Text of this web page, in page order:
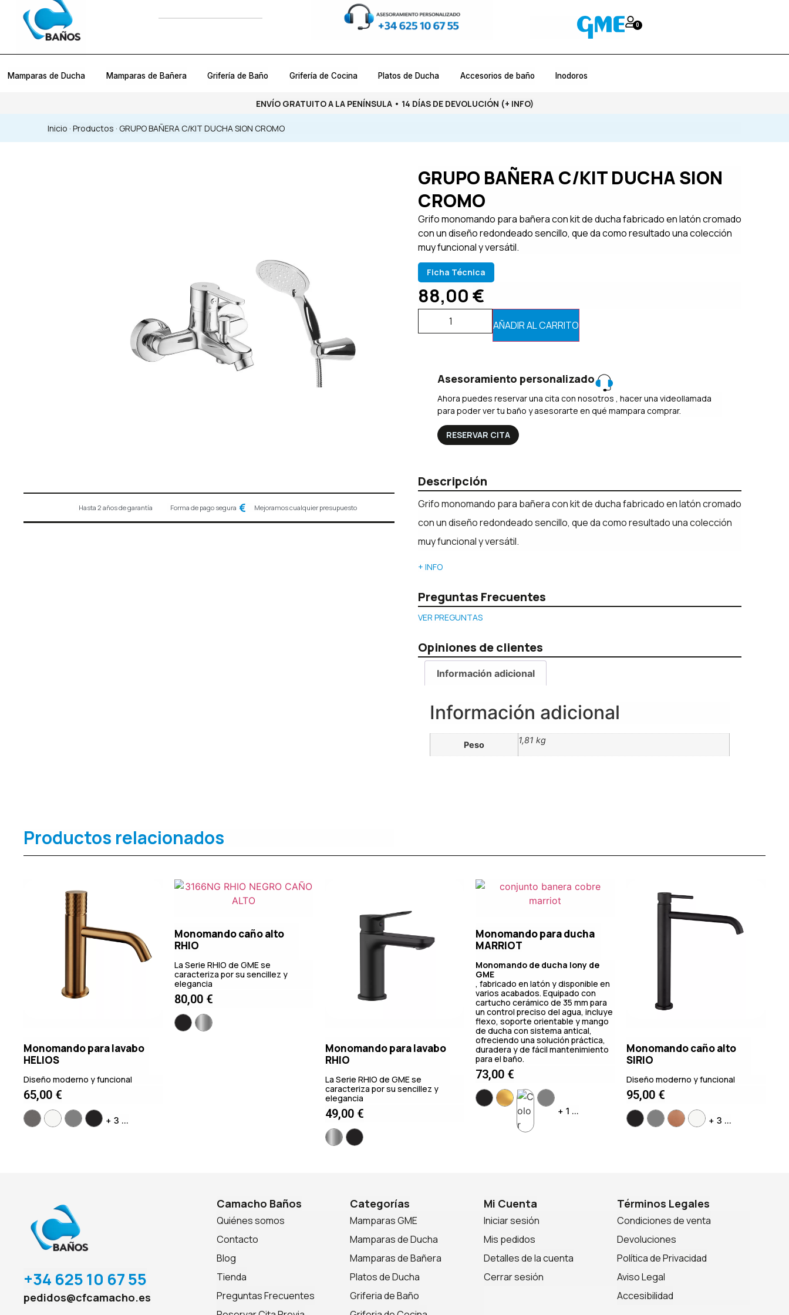
0
Mamparas de Ducha Mamparas de Bañera Grifería de Baño Grifería de Cocina Platos de Ducha Accesorios de baño Inodoros
ENVÍO GRATUITO A LA PENÍNSULA • 14 DÍAS DE DEVOLUCIÓN (+ INFO)
Inicio · Productos · GRUPO BAÑERA C/KIT DUCHA SION CROMO
Hasta 2 años de garantía Forma de pago segura Mejoramos cualquier presupuesto
GRUPO BAÑERA C/KIT DUCHA SION
CROMO
Grifo monomando para bañera con kit de ducha fabricado en latón cromado
con un diseño redondeado sencillo, que da como resultado una colección
muy funcional y versátil.
Ficha Técnica
88,00€
AÑADIR AL CARRITO
Asesoramiento personalizado
Ahora puedes reservar una cita con nosotros , hacer una videollamada
para poder ver tu baño y asesorarte en qué mampara comprar.
RESERVAR CITA
Descripción
Grifo monomando para bañera con kit de ducha fabricado en latón cromado
con un diseño redondeado sencillo, que da como resultado una colección
muy funcional y versátil.
+ INFO
Preguntas Frecuentes
VER PREGUNTAS
Opiniones de clientes
Información adicional
Información adicional
Peso 1,81 kg
Productos relacionados
Monomando para lavabo
HELIOS
Diseño moderno y funcional
65,00 €
+ 3 ...
Monomando caño alto
RHIO
La Serie RHIO de GME se
caracteriza por su sencillez y
elegancia
80,00 €
Monomando para lavabo
RHIO
La Serie RHIO de GME se
caracteriza por su sencillez y
elegancia
49,00 €
Monomando para ducha
MARRIOT
Monomando de ducha Iony de
GME
, fabricado en latón y disponible en
varios acabados. Equipado con
cartucho cerámico de 35 mm para
un control preciso del agua, incluye
flexo, soporte orientable y mango
de ducha con sistema antical,
ofreciendo una solución práctica,
duradera y de fácil mantenimiento
para el baño.
73,00 €
+ 1 ...
Monomando caño alto
SIRIO
Diseño moderno y funcional
95,00 €
+ 3 ...
+34 625 10 67 55
pedidos@cfcamacho.es
Camacho Baños
Quiénes somos
Contacto
Blog
Tienda
Preguntas Frecuentes
Categorías
Mamparas GME
Mamparas de Ducha
Mamparas de Bañera
Platos de Ducha
Griferia de Baño
Mi Cuenta
Iniciar sesión
Mis pedidos
Detalles de la cuenta
Cerrar sesión
Términos Legales
Condiciones de venta
Devoluciones
Política de Privacidad
Aviso Legal
Accesibilidad